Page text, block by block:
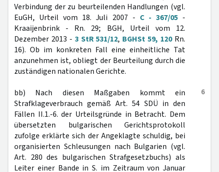
Verbindung der zu beurteilenden Handlungen (vgl.
EuGH, Urteil vom 18. Juli 2007 - C - 367/05-
Kraaijenbrink - Rn. 29; BGH, Urteil vom 12.
Dezember 2013 - 3 StR 531/12, BGHSt 59, 120Rn.
16). Ob im konkreten Fall eine einheitliche Tat
anzunehmen ist, obliegt der Beurteilung durch die
zuständigen nationalen Gerichte.
6
bb) Nach diesen Maßgaben kommt ein
Strafklageverbrauch gemäß Art. 54 SDÜ in den
Fällen II.1.-6. der Urteilsgründe in Betracht. Dem
übersetzten bulgarischen Gerichtsprotokoll
zufolge erklärte sich der Angeklagte schuldig, bei
organisierten Schleusungen nach Bulgarien (vgl.
Art. 280 des bulgarischen Strafgesetzbuchs) als
Leiter einer Bande in S. im Zeitraum von Januar